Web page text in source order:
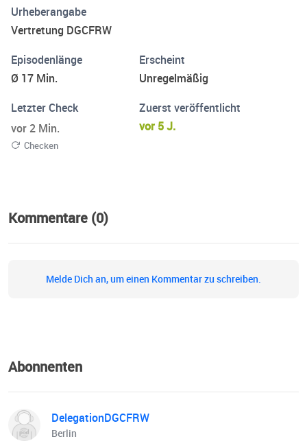
Urheberangabe
Vertretung DGCFRW
Episodenlänge
Ø 17 Min.
Erscheint
Unregelmäßig
Letzter Check
vor 2 Min.
Checken
Zuerst veröffentlicht
vor 5 J.
Kommentare (0)
Melde Dich an, um einen Kommentar zu schreiben.
Abonnenten
DelegationDGCFRW
Berlin